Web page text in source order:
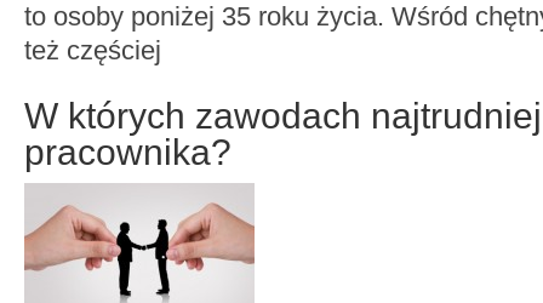
to osoby poniżej 35 roku życia. Wśród
też częściej
W których zawodach
pracownika?